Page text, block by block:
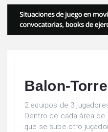
Balon-Torre
2 equipos de 3
Dentro de cada área
que se sube otro